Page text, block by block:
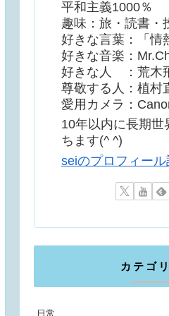
平和主義1000％
趣味：旅・読書・
好きな言葉：「情
好きな音楽：
好きな人 ：荒木
尊敬する人：植村
愛用カメラ：
10年以内に長期世
ちます(^ ^)
seiのプロフィール
カテゴ
日常